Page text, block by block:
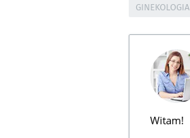
GINEKOLOGIA
Witam!